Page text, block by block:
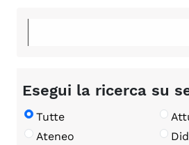
Esegui la ricerca su
Tutte
Ateneo